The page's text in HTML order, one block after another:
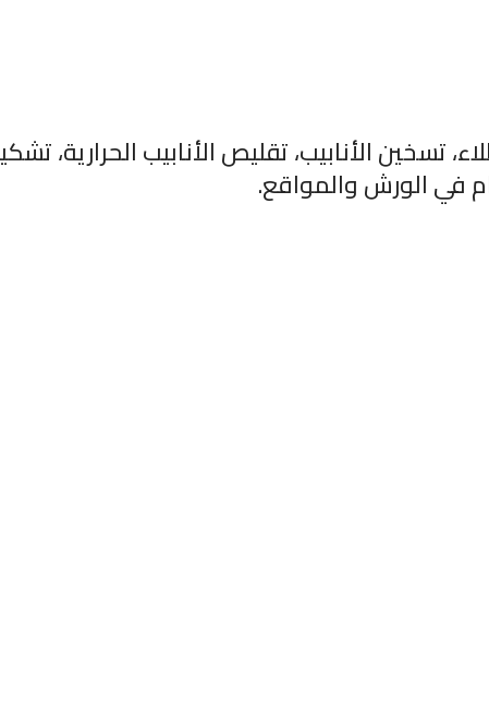
الأنابيب، تقليص الأنابيب الحرارية،
في الورش والمواقع.